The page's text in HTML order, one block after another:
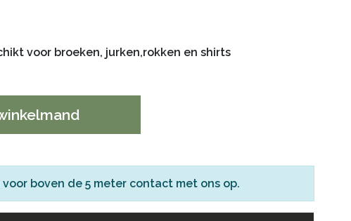
voor broeken, jurken,rokken en shirts
boven de 5 meter contact met ons op.